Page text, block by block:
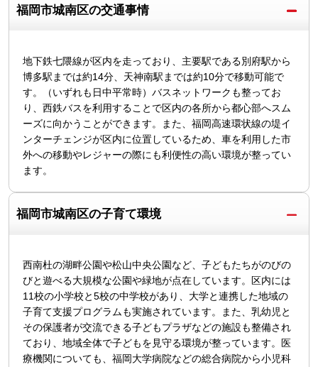
福岡市城南区の交通事情
地下鉄七隈線が区内を走っており、主要駅である別府駅から
博多駅までは約14分、天神南駅までは約10分で移動可能で
す。（いずれも日中平常時）バスネットワークも整ってお
り、西鉄バスを利用することで区内の各所から都心部へスム
ーズに向かうことができます。また、福岡高速環状線の堤イ
ンターチェンジが区内に位置しているため、車を利用した市
外への移動やレジャーの際にも利便性の高い環境が整ってい
ます。
福岡市城南区の子育て環境
西南杜の湖畔公園や松山中央公園など、子どもたちがのびの
びと遊べる大規模な公園や緑地が点在しています。区内には
11校の小学校と5校の中学校があり、大学と連携した地域の
子育て支援プログラムも実施されています。また、乳幼児と
その保護者が交流できる子どもプラザなどの施設も整備され
ており、地域全体で子どもを見守る環境が整っています。医
療機関についても、福岡大学病院などの総合病院から小児科